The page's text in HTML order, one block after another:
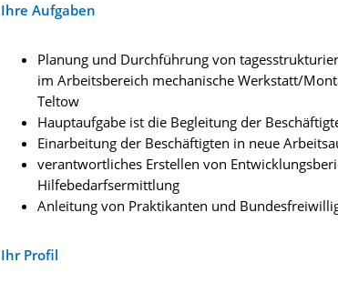
Ihre Aufgaben
Planung und Durchführung von
im Arbeitsbereich mechanische Werkstatt/
Teltow
Hauptaufgabe ist die Begleitung der
Einarbeitung der Beschäftigten in neue
verantwortliches Erstellen von
Hilfebedarfsermittlung
Anleitung von Praktikanten und
Ihr Profil